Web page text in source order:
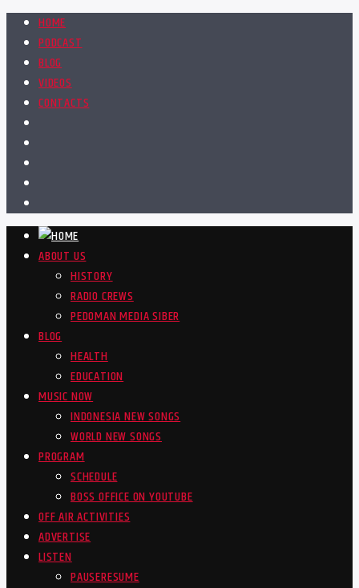
HOME
PODCAST
BLOG
VIDEOS
CONTACTS
ABOUT US
HISTORY
RADIO CREWS
PEDOMAN MEDIA SIBER
BLOG
HEALTH
EDUCATION
MUSIC NOW
INDONESIA NEW SONGS
WORLD NEW SONGS
PROGRAM
SCHEDULE
BOSS OFFICE ON YOUTUBE
OFF AIR ACTIVITIES
ADVERTISE
LISTEN
PAUSERESUME